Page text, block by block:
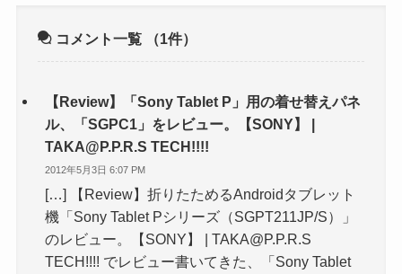
コメント一覧 （1件）
【Review】「Sony Tablet P」用の着せ替えパネ
ル、「SGPC1」をレビュー。【SONY】 |
TAKA@P.P.R.S TECH!!!!
2012年5月3日 6:07 PM
[…] 【Review】折りたためるAndroidタブレット
機「Sony Tablet Pシリーズ（SGPT211JP/S）」
のレビュー。【SONY】 | TAKA@P.P.R.S
TECH!!!! でレビュー書いてきた、「Sony Tablet